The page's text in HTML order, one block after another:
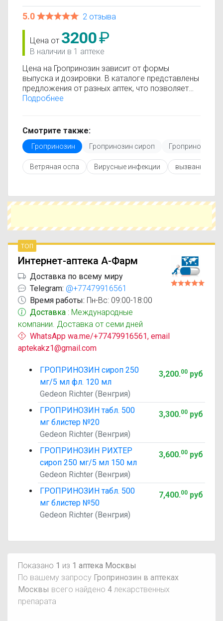
5.0 2 отзыва
Цена от 3200₽
В наличии в 1 аптеке
Цена на Гропринозин зависит от формы
выпуска и дозировки. В каталоге представлены
предложения от разных аптек, что позволяет
быстро найти, где купить Гропринозин по
только актуальные данные.
Перед покупкой рекомендуется ознакомиться с
инструкцией по применению, показаниями и
противопоказаниями. При необходимости вы
можете подобрать аналоги Гропринозин с
Чтобы купить Гропринозин в ближайшей аптеке,
укажите свой город и сравните предложения.
оптимальный вариант по цене и наличию.
Подробнее
Смотрите также:
Гропринозин Гропринозин сироп Гропринозин
Ветряная оспа Вирусные инфекции вызванные
топ
Интернет-аптека А-Фарм
Доставка по всему миру
Telegram: @+77479916561
Время работы: Пн-Вс: 09:00-18:00
Доставка : Международные
компании. Доставка от семи дней
WhatsApp wa.me/+77479916561, email
aptekakz1@gmail.com
ГРОПРИНОЗИН сироп 250
мг/5 мл фл. 120 мл
Gedeon Richter (Венгрия)
3,200.00руб
ГРОПРИНОЗИН табл. 500
мг блистер №20
Gedeon Richter (Венгрия)
3,300.00руб
ГРОПРИНОЗИН РИХТЕР
сироп 250 мг/5 мл 150 мл
Gedeon Richter (Венгрия)
3,600.00руб
ГРОПРИНОЗИН табл. 500
мг блистер №50
Gedeon Richter (Венгрия)
7,400.00руб
Показано 1 из 1 аптека Москвы
По вашему запросу Гропринозин в аптеках
Москвы всего найдено 4 лекарственных
препарата